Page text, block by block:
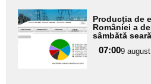
Adaugă
aici textul
pentru
subtitlu
Producţia de
României a
sâmbătă seară
07:009